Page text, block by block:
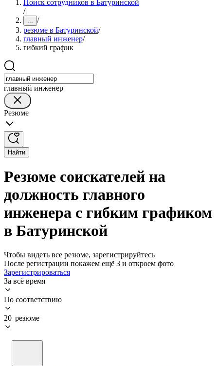
Поиск сотрудников в Батуринской
/
... /
резюме в Батуринской/
главный инженер/
гибкий график
главный инженер
Резюме
Найти
Резюме соискателей на
должность главного
инженера с гибким графиком
в Батуринской
Чтобы видеть все резюме, зарегистрируйтесь
После регистрации покажем ещё 3 и откроем фото
Зарегистрироваться
За всё время
По соответствию
20 резюме